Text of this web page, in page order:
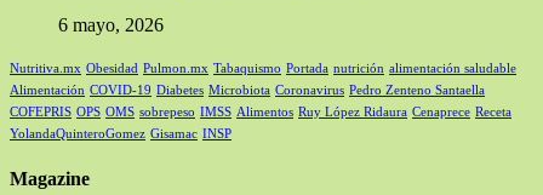
6 mayo, 2026
Nutritiva.mx Obesidad Pulmon.mx Tabaquismo Portada nutrición alimentación saludable
Alimentación COVID-19 Diabetes Microbiota Coronavirus Pedro Zenteno Santaella
COFEPRIS OPS OMS sobrepeso IMSS Alimentos Ruy López Ridaura Cenaprece Receta
YolandaQuinteroGomez Gisamac INSP
Magazine